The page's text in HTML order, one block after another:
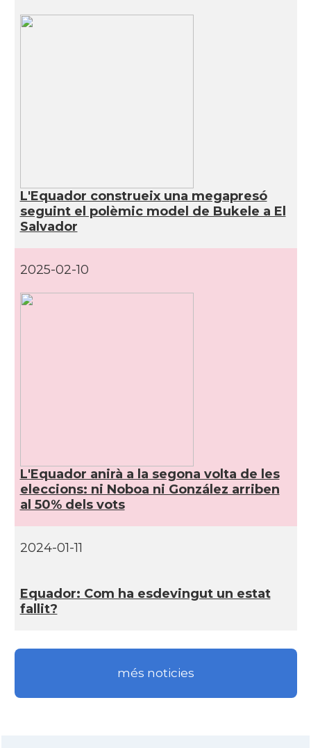
L'Equador construeix una megapresó
seguint el polèmic model de Bukele a El
Salvador
2025-02-10
L'Equador anirà a la segona volta de les
eleccions: ni Noboa ni González arriben
al 50% dels vots
2024-01-11
Equador: Com ha esdevingut un estat
fallit?
més noticies